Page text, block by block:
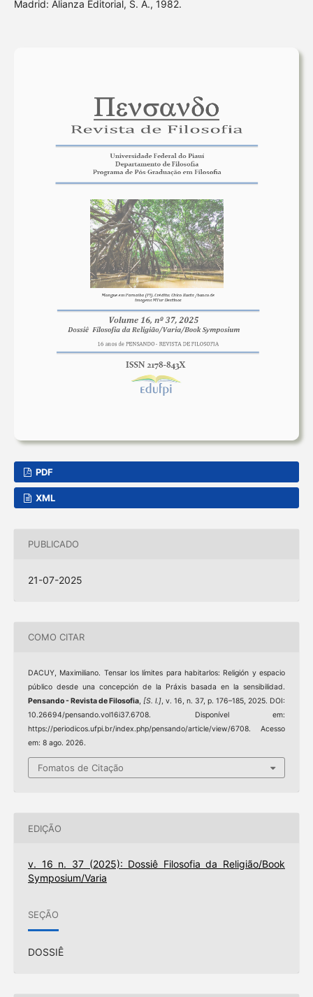
Madrid: Alianza Editorial, S. A., 1982.
PDF
XML
PUBLICADO
21-07-2025
COMO CITAR
DACUY, Maximiliano. Tensar los límites para habitarlos: Religión y espacio
público desde una concepción de la Práxis basada en la sensibilidad.
Pensando - Revista de Filosofia,[S. l.], v. 16, n. 37, p. 176–185, 2025. DOI:
10.26694/pensando.vol16i37.6708. Disponível em:
https://periodicos.ufpi.br/index.php/pensando/article/view/6708. Acesso
em: 8 ago. 2026.
Fomatos de Citação
EDIÇÃO
v. 16 n. 37 (2025): Dossiê Filosofia da Religião/Book
Symposium/Varia
SEÇÃO
DOSSIÊ